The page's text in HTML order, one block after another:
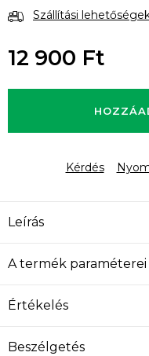
Szállítási
12 900 Ft
Kérdés
Leírás
A termék paraméterei
Értékelés
Beszélgetés